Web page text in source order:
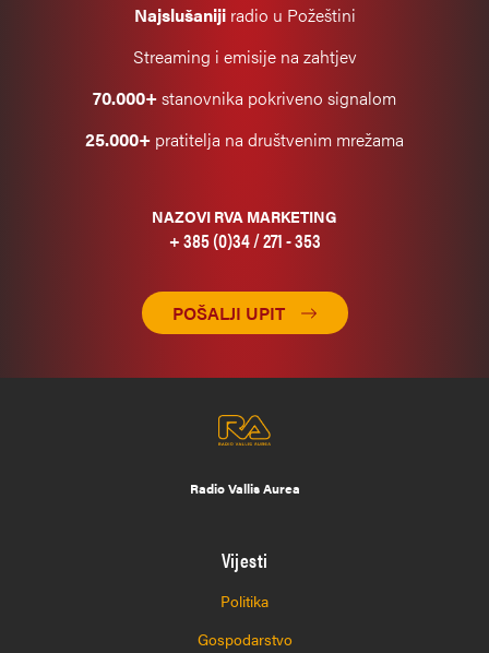
Najslušanijiradio u Požeštini
Streaming i emisije na zahtjev
70.000+stanovnika pokriveno signalom
25.000+ pratitelja na društvenim mrežama
NAZOVI RVA MARKETING
+ 385 (0)34 / 271 - 353
POŠALJI UPIT
Radio Vallis Aurea
Vijesti
Politika
Gospodarstvo